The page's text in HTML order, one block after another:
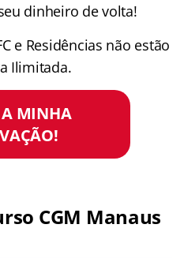
dinheiro de volta!
e Residências não estão
Ilimitada.
A MINHA
CGM Manaus